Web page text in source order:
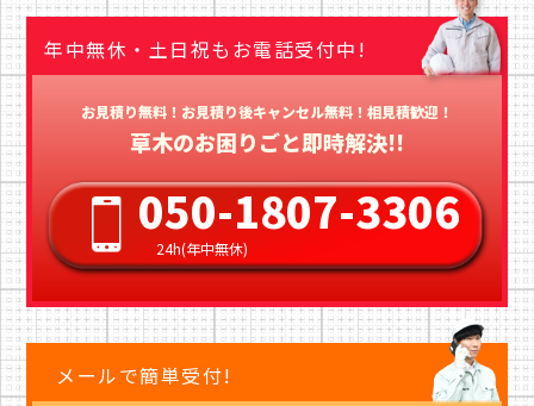
年中無休・土日祝もお電話受付中!
お見積り無料！お見積り後キャンセル無料！相見積歓迎！
草木のお困りごと即時解決!!
050-1807-3306
24h(年中無休)
メールで簡単受付!